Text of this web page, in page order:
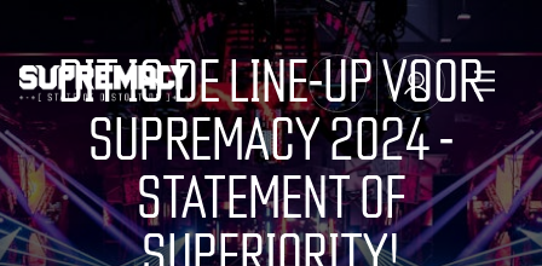
MANAGE EMAIL SUBSCRIPTIONS
TICKETS
LINE-UP
DIT IS DE LINE-UP VOOR
SUPREMACY 2024 -
STATEMENT OF
SUPERIORITY!